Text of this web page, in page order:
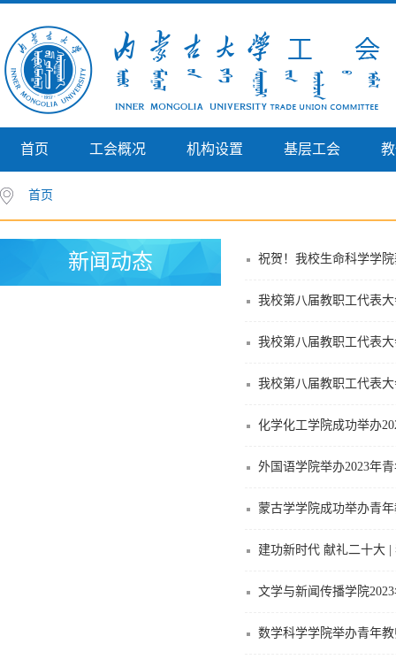
首页 工会概况 机构设置 基层工会
首页
新闻动态 祝贺！我校生命科学学
我校第八届教职工代表
我校第八届教职工代表
我校第八届教职工代表
化学化工学院成功举办
外国语学院举办2023年
蒙古学学院成功举办青
建功新时代 献礼二十大
文学与新闻传播学院
数学科学学院举办青年